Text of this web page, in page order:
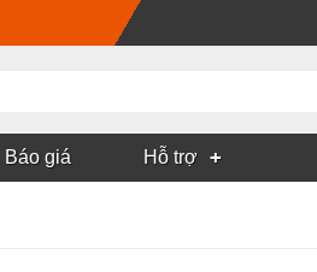
Báo giá Hỗ trợ